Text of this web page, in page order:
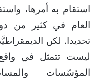
استقام به أمرها،
العام في كثير من
تحديدا. لكن
ليست تتمثل في
المؤسّسات